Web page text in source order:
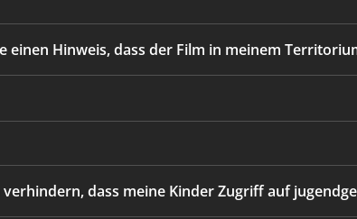
einen Hinweis, dass der Film in meinem
verhindern, dass meine Kinder Zugriff auf